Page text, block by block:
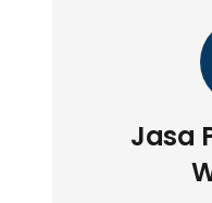
Jasa